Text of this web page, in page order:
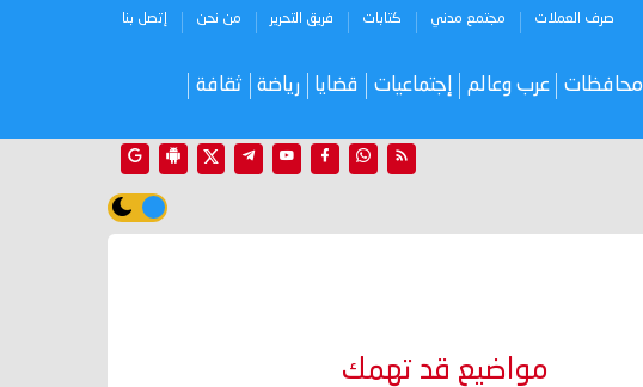
صرف العملات مجتمع مدني كتابات فريق التحرير من نحن إتصل بنا
محافظات عرب وعالم إجتماعيات قضايا رياضة ثقافة
مواضيع قد تهمك